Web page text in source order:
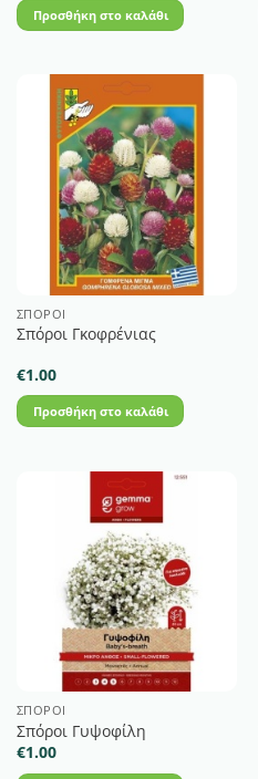
Προσθήκη στο καλάθι
ΣΠΌΡΟΙ
Σπόροι Γκοφρένιας
€1.00
Προσθήκη στο καλάθι
ΣΠΌΡΟΙ
Σπόροι Γυψοφίλη
€1.00